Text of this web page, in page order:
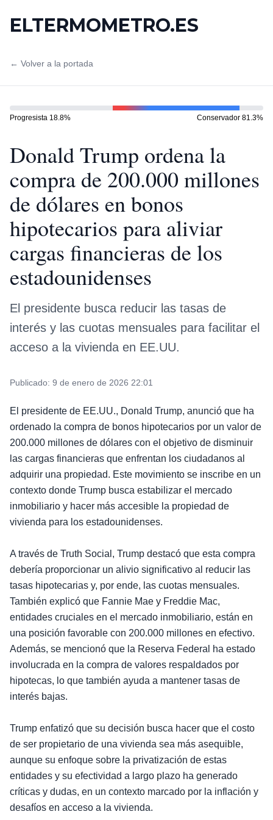
ELTERMOMETRO.ES
← Volver a la portada
Progresista 18.8% Conservador 81.3%
Donald Trump ordena la
compra de 200.000 millones
de dólares en bonos
hipotecarios para aliviar
cargas financieras de los
estadounidenses
El presidente busca reducir las tasas de
interés y las cuotas mensuales para facilitar el
acceso a la vivienda en EE.UU.
Publicado: 9 de enero de 2026 22:01
El presidente de EE.UU., Donald Trump, anunció que ha
ordenado la compra de bonos hipotecarios por un valor de
200.000 millones de dólares con el objetivo de disminuir
las cargas financieras que enfrentan los ciudadanos al
adquirir una propiedad. Este movimiento se inscribe en un
contexto donde Trump busca estabilizar el mercado
inmobiliario y hacer más accesible la propiedad de
vivienda para los estadounidenses.
A través de Truth Social, Trump destacó que esta compra
debería proporcionar un alivio significativo al reducir las
tasas hipotecarias y, por ende, las cuotas mensuales.
También explicó que Fannie Mae y Freddie Mac,
entidades cruciales en el mercado inmobiliario, están en
una posición favorable con 200.000 millones en efectivo.
Además, se mencionó que la Reserva Federal ha estado
involucrada en la compra de valores respaldados por
hipotecas, lo que también ayuda a mantener tasas de
interés bajas.
Trump enfatizó que su decisión busca hacer que el costo
de ser propietario de una vivienda sea más asequible,
aunque su enfoque sobre la privatización de estas
entidades y su efectividad a largo plazo ha generado
críticas y dudas, en un contexto marcado por la inflación y
desafíos en acceso a la vivienda.